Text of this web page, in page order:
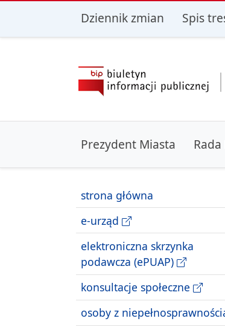
przejdź do głównego menu
Dziennik zmian Spis
Prezydent Miasta
strona główna
e-urząd
elektroniczna skrzynka
podawcza (ePUAP)
konsultacje społeczne
osoby z